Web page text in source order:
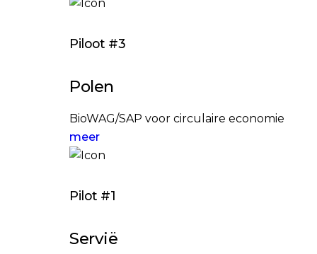
Piloot #3
Polen
BioWAG/SAP voor circulaire economie
meer
Pilot #1
Servië